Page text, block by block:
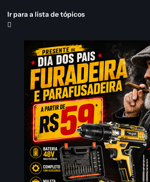
Ir para a lista de tópicos